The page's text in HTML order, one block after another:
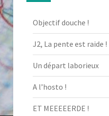
Objectif douche !
J2, La pente est raide !
Un départ laborieux
A l’hosto !
ET MEEEEERDE !